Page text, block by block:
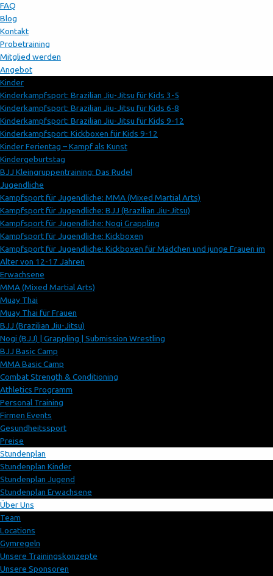
FAQ
Blog
Kontakt
Probetraining
Mitglied werden
Angebot
Kinder
Kinderkampfsport: Brazilian Jiu-Jitsu für Kids 3-5
Kinderkampfsport: Brazilian Jiu-Jitsu für Kids 6-8
Kinderkampfsport: Brazilian Jiu-Jitsu für Kids 9-12
Kinderkampfsport: Kickboxen für Kids 9-12
Kinder Ferientag – Kampf als Kunst
Kindergeburtstag
BJJ Kleingruppentraining: Das Rudel
Jugendliche
Kampfsport für Jugendliche: MMA (Mixed Martial Arts)
Kampfsport für Jugendliche: BJJ (Brazilian Jiu-Jitsu)
Kampfsport für Jugendliche: Nogi Grappling
Kampfsport für Jugendliche: Kickboxen
Kampfsport für Jugendliche: Kickboxen für Mädchen und junge Frauen im
Alter von 12-17 Jahren
Erwachsene
MMA (Mixed Martial Arts)
Muay Thai
Muay Thai für Frauen
BJJ (Brazilian Jiu-Jitsu)
Nogi (BJJ) | Grappling | Submission Wrestling
BJJ Basic Camp
MMA Basic Camp
Combat Strength & Conditioning
Athletics Programm
Personal Training
Firmen Events
Gesundheitssport
Preise
Stundenplan
Stundenplan Kinder
Stundenplan Jugend
Stundenplan Erwachsene
Über Uns
Team
Locations
Gymregeln
Unsere Trainingskonzepte
Unsere Sponsoren